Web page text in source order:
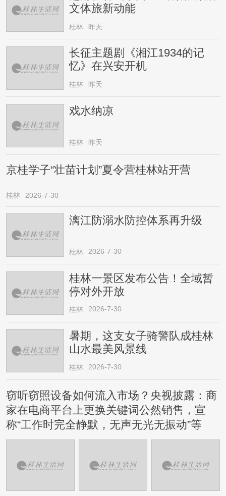
文体旅新动能
桂林 昨天
长征主题剧《湘江1934的记
忆》在兴安开机
桂林 昨天
戏水纳凉
桂林 昨天
京桂学子“壮苗计划”夏令营桂林站开营
桂林 2026-7-30
漓江防溺水防控体系再升级
桂林 2026-7-30
桂林一景区发布公告！全域暂
停对外开放
桂林 2026-7-30
暑期，这支女子骑警队成桂林
山水最美风景线
桂林 2026-7-30
窃听窃照设备如何流入市场？央视披露：商
家在电商平台上更换关键词公然销售，宣
称“工作时完全静默，无声无光无振动”等